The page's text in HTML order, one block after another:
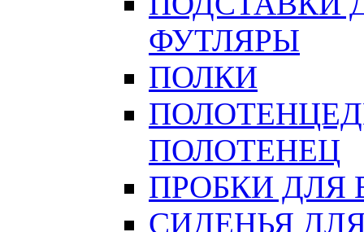
ФУТЛЯРЫ
ПОЛКИ
ПОЛОТЕНЕЦ
ПРОБКИ ДЛЯ
СИДЕНЬЯ